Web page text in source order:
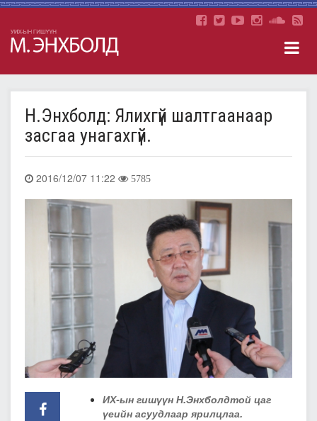
Н.Энхболд: Ялихгүй шалтгаанаар
засгаа унагахгүй.
2016/12/07 11:22 5785
ИХ-ын гишүүн Н.Энхболдтой цаг
үеийн асуудлаар ярилцлаа.